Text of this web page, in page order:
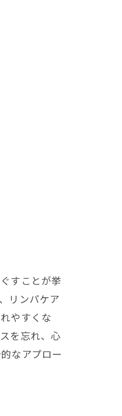
すことが挙
リンパケア
やすくな
を忘れ、心
なアプロー